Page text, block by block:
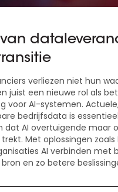
verliezen niet hun
juist een nieuwe rol als
voor AI-systemen.
bedrijfsdata is
dat AI overtuigende maar
Met oplossingen zoals
AI verbinden met
en zo betere